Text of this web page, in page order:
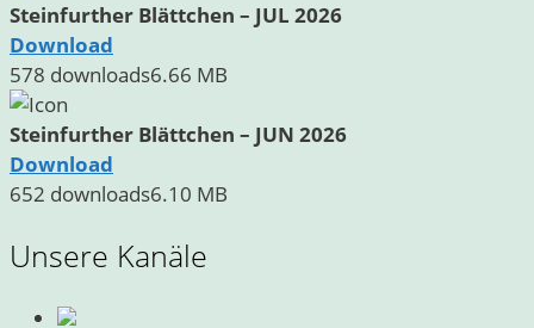
Steinfurther Blättchen – JUL 2026
Download
578 downloads6.66 MB
Steinfurther Blättchen – JUN 2026
Download
652 downloads6.10 MB
Unsere Kanäle